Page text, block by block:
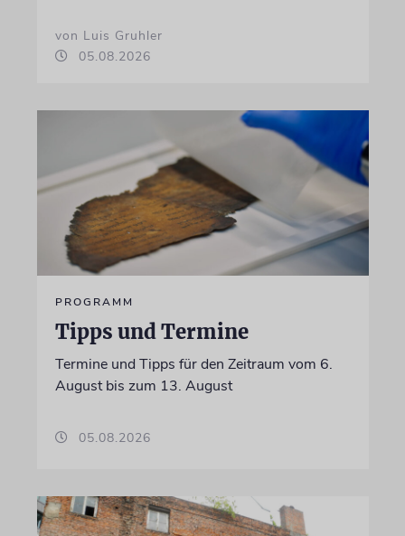
von Luis Gruhler
05.08.2026
PROGRAMM
Tipps und Termine
Termine und Tipps für den Zeitraum vom 6.
August bis zum 13. August
05.08.2026